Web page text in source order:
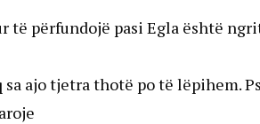
përfundojë pasi Egla është
ajo tjetra thotë po të lëpihem.